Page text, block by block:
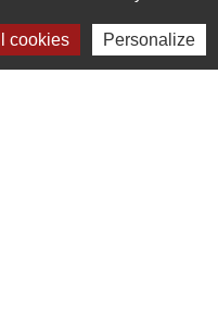
cookies Personalize